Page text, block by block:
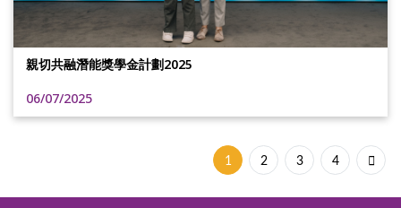
親切共融潛能獎學金計劃2025
06/07/2025
1 2 3 4